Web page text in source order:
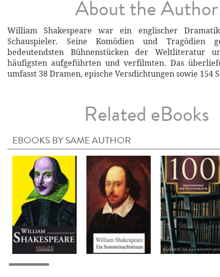
About the Author
William Shakespeare war ein englischer
Schauspieler. Seine Komödien und Tragödien
bedeutendsten Bühnenstücken der Weltliteratur
häufigsten aufgeführten und verfilmten. Das
umfasst 38 Dramen, epische Versdichtungen sowie 154
Related eBooks
EBOOKS BY SAME AUTHOR